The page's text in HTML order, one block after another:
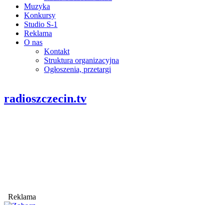
Muzyka
Konkursy
Studio S-1
Reklama
O nas
Kontakt
Struktura organizacyjna
Ogłoszenia, przetargi
radioszczecin.tv
Reklama